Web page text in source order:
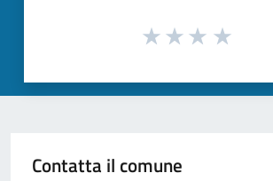
Contatta il comune